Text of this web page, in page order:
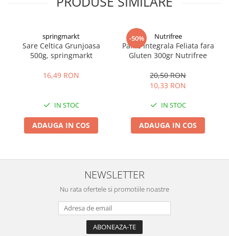
springmarkt
Sare Celtica Grunjoasa
500g, springmarkt
16,49 RON
IN STOC
ADAUGA IN COS
-50% Nutrifree
Paine Integrala Feliata fara
Gluten 300gr Nutrifree
20,50 RON
10,33 RON
IN STOC
ADAUGA IN COS
NEWSLETTER
Nu rata ofertele si promotiile noastre